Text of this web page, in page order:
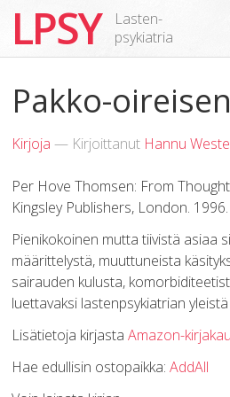
LPSY
Lasten-
psykiatria
Pakko-
Kirjoja — Kirjoittanut Hannu
Per Hove Thomsen: From
Kingsley Publishers, London.
Pienikokoinen mutta tiivistä asiaa
määrittelystä, muuttuneista
sairauden kulusta,
luettavaksi lastenpsykiatrian
Lisätietoja kirjasta Amazon-
Hae edullisin ostopaikka: AddAll